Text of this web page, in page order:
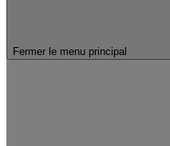
Fermer le menu principal